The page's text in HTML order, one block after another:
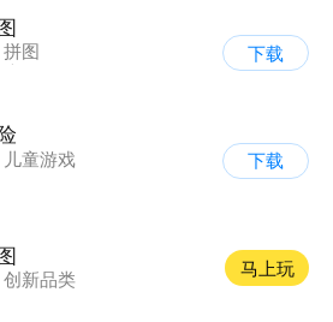
拼图
下载
儿童游戏
下载
创新品类
马上玩